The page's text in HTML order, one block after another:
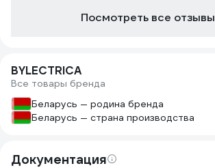
Посмотреть все отзывы
BYLECTRICA
Все товары бренда
Беларусь — родина бренда
Беларусь — страна производства
Документация